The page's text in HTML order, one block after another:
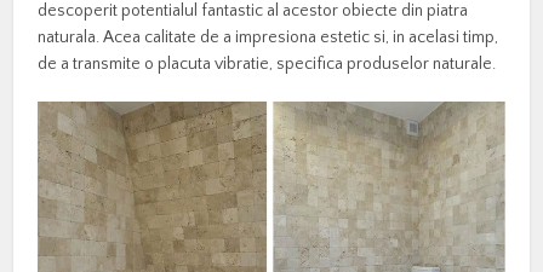
descoperit potentialul fantastic al acestor obiecte din piatra
naturala. Acea calitate de a impresiona estetic si, in acelasi timp,
de a transmite o placuta vibratie, specifica produselor naturale.